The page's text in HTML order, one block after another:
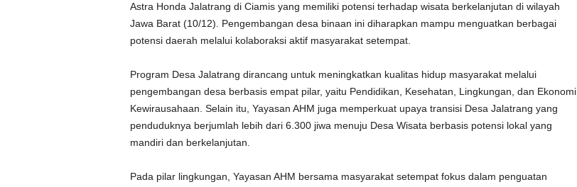
Astra Honda Jalatrang di Ciamis yang memiliki potensi terhadap wisata berkelanjutan di wilayah
Jawa Barat (10/12). Pengembangan desa binaan ini diharapkan mampu menguatkan berbagai
potensi daerah melalui kolaboraksi aktif masyarakat setempat.
Program Desa Jalatrang dirancang untuk meningkatkan kualitas hidup masyarakat melalui
pengembangan desa berbasis empat pilar, yaitu Pendidikan, Kesehatan, Lingkungan, dan Ekonomi
Kewirausahaan. Selain itu, Yayasan AHM juga memperkuat upaya transisi Desa Jalatrang yang
penduduknya berjumlah lebih dari 6.300 jiwa menuju Desa Wisata berbasis potensi lokal yang
mandiri dan berkelanjutan.
Pada pilar lingkungan, Yayasan AHM bersama masyarakat setempat fokus dalam penguatan